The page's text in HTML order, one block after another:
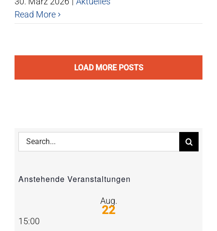
Read More
LOAD MORE POSTS
Search
Anstehende Veranstaltungen
Aug.
22
15:00